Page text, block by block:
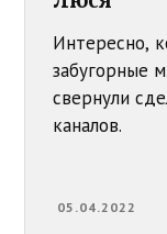
Интересно,
забугорные
свернули
каналов.
05.04.2022